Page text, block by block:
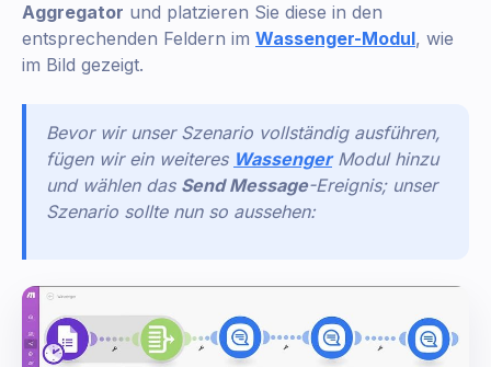
Aggregator und platzieren Sie diese in den
entsprechenden Feldern im Wassenger-Modul, wie
im Bild gezeigt.
Bevor wir unser Szenario vollständig ausführen,
fügen wir ein weiteres WassengerModul hinzu
und wählen das Send Message-Ereignis; unser
Szenario sollte nun so aussehen: